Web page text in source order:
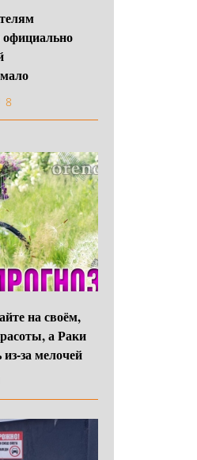
8
на своём,
а Раки
за мелочей